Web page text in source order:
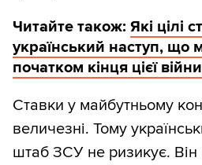
Читайте також: Які цілі
український наступ, що
початком кінця цієї
Ставки у майбутньому
величезні. Тому
штаб ЗСУ не ризикує.